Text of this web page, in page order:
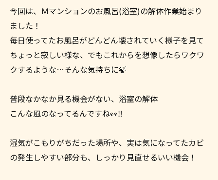
今回は、Ｍマンションのお風呂(浴室)の解体作業始まり
ました！
毎日使ってたお風呂がどんどん壊されていく様子を見て
ちょっと寂しい様な、でもこれからを想像したらワクワ
クするような…そんな気持ちに🍃
普段なかなか見る機会がない、浴室の解体
こんな風のなってるんですね👀‼
湿気がこもりがちだった場所や、実は気になってたカビ
の発生しやすい部分も、しっかり見直せるいい機会！